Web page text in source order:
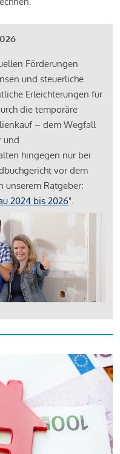
Förderungen
und steuerliche
Erleichterungen für
die temporäre
– dem Wegfall
und
hingegen nur bei
vor dem
unserem Ratgeber:
2024 bis 2026".